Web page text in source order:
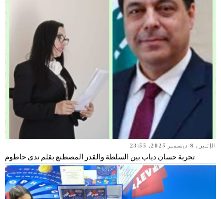
الإثنين, 8 ديسمبر 2025, 23:55
تجربة حسان دياب بين السلطة والقدر المصطنع بقلم ندى حاطوم